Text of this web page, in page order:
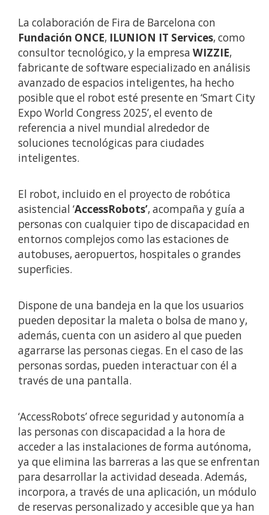
La colaboración de Fira de Barcelona con
Fundación ONCE, ILUNION IT Services, como
consultor tecnológico, y la empresa WIZZIE,
fabricante de software especializado en análisis
avanzado de espacios inteligentes, ha hecho
posible que el robot esté presente en ‘Smart City
Expo World Congress 2025’, el evento de
referencia a nivel mundial alrededor de
soluciones tecnológicas para ciudades
inteligentes.
El robot, incluido en el proyecto de robótica
asistencial ‘AccessRobots’, acompaña y guía a
personas con cualquier tipo de discapacidad en
entornos complejos como las estaciones de
autobuses, aeropuertos, hospitales o grandes
superficies.
Dispone de una bandeja en la que los usuarios
pueden depositar la maleta o bolsa de mano y,
además, cuenta con un asidero al que pueden
agarrarse las personas ciegas. En el caso de las
personas sordas, pueden interactuar con él a
través de una pantalla.
‘AccessRobots’ ofrece seguridad y autonomía a
las personas con discapacidad a la hora de
acceder a las instalaciones de forma autónoma,
ya que elimina las barreras a las que se enfrentan
para desarrollar la actividad deseada. Además,
incorpora, a través de una aplicación, un módulo
de reservas personalizado y accesible que ya han